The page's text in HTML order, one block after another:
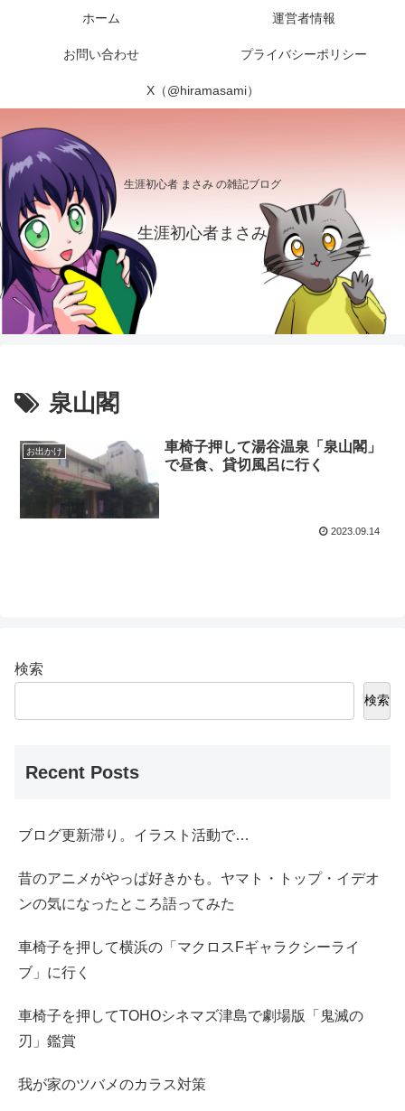
生涯初心者 まさみ の雑記ブログ
生涯初心者まさみ
ホーム 運営者情報
お問い合わせ プライバシーポリシー
X（@hiramasami）
泉山閣
お出かけ
車椅子押して湯谷温泉「泉山閣」
で昼食、貸切風呂に行く
2023.09.14
検索
検索
Recent Posts
ブログ更新滞り。イラスト活動で…
昔のアニメがやっぱ好きかも。ヤマト・トップ・イデオ
ンの気になったところ語ってみた
車椅子を押して横浜の「マクロスFギャラクシーライ
ブ」に行く
車椅子を押してTOHOシネマズ津島で劇場版「鬼滅の
刃」鑑賞
我が家のツバメのカラス対策